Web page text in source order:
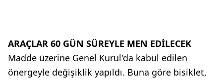
ARAÇLAR 60 GÜN SÜREYLE MEN EDİLECEK
Madde üzerine Genel Kurul'da kabul edilen
önergeyle değişiklik yapıldı. Buna göre bisiklet,